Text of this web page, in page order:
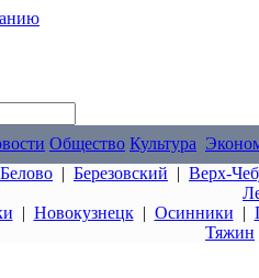
Общество Культура
Белово | Березовский | Верх-
| Новокузнецк| Осинники |
Тяжин